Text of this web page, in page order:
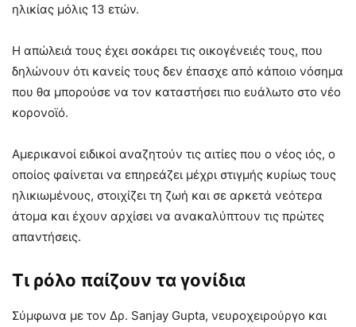
ηλικίας μόλις 13 ετών.
Η απώλειά τους έχει σοκάρει τις οικογένειές τους, που
δηλώνουν ότι κανείς τους δεν έπασχε από κάποιο νόσημα
που θα μπορούσε να τον καταστήσει πιο ευάλωτο στο νέο
κορονοϊό.
Αμερικανοί ειδικοί αναζητούν τις αιτίες που ο νέος ιός, ο
οποίος φαίνεται να επηρεάζει μέχρι στιγμής κυρίως τους
ηλικιωμένους, στοιχίζει τη ζωή και σε αρκετά νεότερα
άτομα και έχουν αρχίσει να ανακαλύπτουν τις πρώτες
απαντήσεις.
Τι ρόλο παίζουν τα γονίδια
Σύμφωνα με τον Δρ. Sanjay Gupta, νευροχειρούργο και